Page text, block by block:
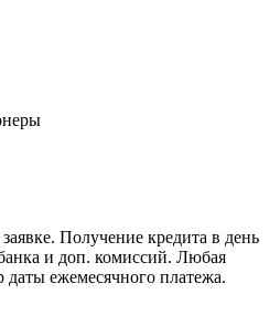
Получение кредита в день
и доп. комиссий. Любая
ежемесячного платежа.